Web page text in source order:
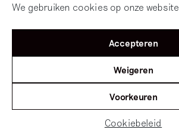
We gebruiken cookies op onze website
Accepteren
Weigeren
Voorkeuren
Cookiebeleid